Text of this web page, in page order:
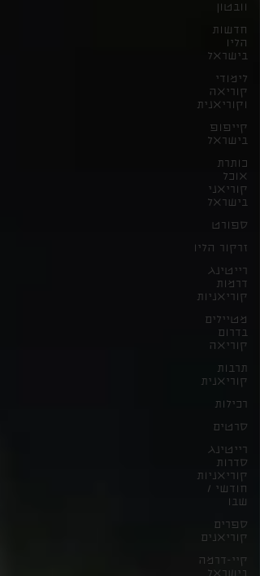
וובטון
חדשות
הליו
בישראל
לימודי
קוריאה
וקוריאנית
קייפופ
בישראל
כותרת
אוכל
קוריאני
בישראל
ספורט
זרקור הליו
רייטינג
דרמות
קוריאניות
מטיילים
בדרום
קוריאה
תרבות
קוריאנית
רכילות
סרטים
רייטינג
סדרות
קוריאניות
חודשי /
שבו
ספרים
קוריאנים
קיי-דרמה